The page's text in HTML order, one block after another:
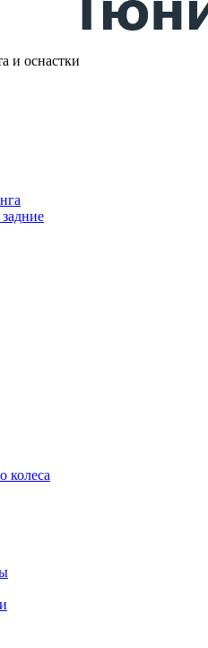
и оснастки
колеса